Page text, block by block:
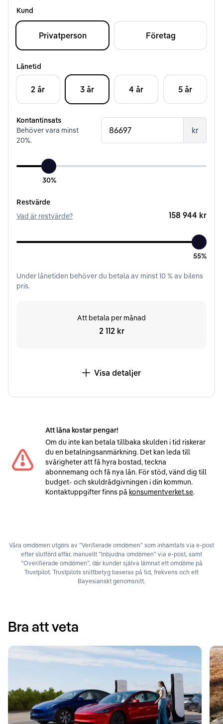
Kund
Privatperson Företag
Lånetid
2 år 3 år 4 år 5 år
Kontantinsats
Behöver vara minst
20%.
kr
30%
Restvärde
Vad är restvärde?
158 944 kr
55%
Under lånetiden behöver du betala av minst10% av bilens
pris.
Att betala per månad
2 112 kr
Visa detaljer
Att låna kostar pengar!
Om du inte kan betala tillbaka skulden i tid riskerar
du en betalningsanmärkning. Det kan leda till
svårigheter att få hyra bostad, teckna
abonnemang och få nya lån. För stöd, vänd dig till
budget- och skuldrådgivningen i din kommun.
Kontaktuppgifter finns på konsumentverket.se.
Våra omdömen utgörs av ”Verifierade omdömen” som inhämtats via e-post
efter slutförd affär, manuellt ”Inbjudna omdömen” via e-post, samt
”Overifierade omdömen”, där kunder själva lämnat ett omdöme på
Trustpilot. Trustpilots snittbetyg baseras på tid, frekvens och ett
Bayesianskt genomsnitt.
Bra att veta